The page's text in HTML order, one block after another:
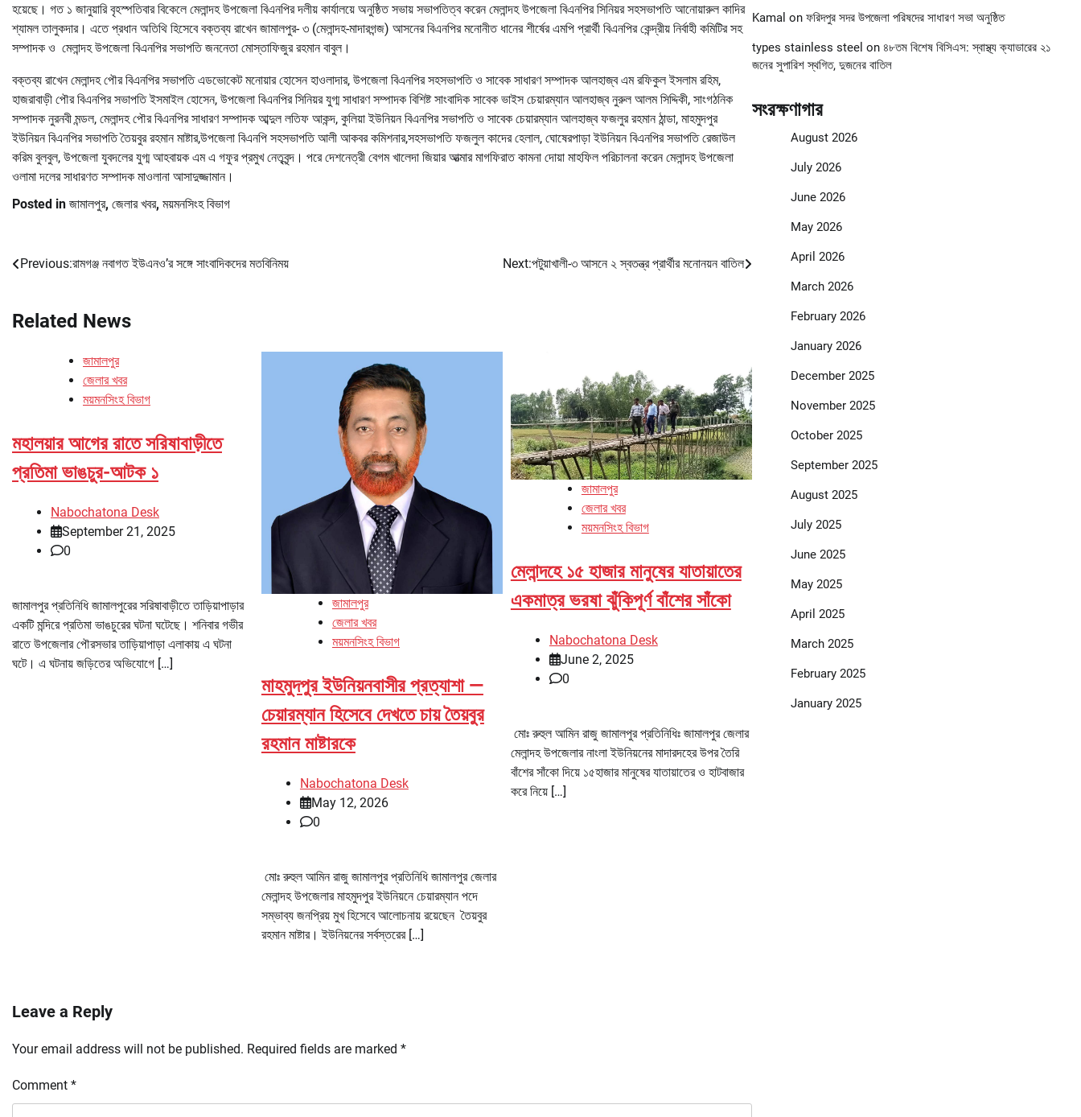
হয়েছে। গত ১ জানুয়ারি বৃহস্পতিবার বিকেলে মেলান্দহ উপজেলা বিএনপির দলীয় কার্যালয়ে অনুষ্ঠিত সভায় সভাপতিত্ব করেন মেলান্দহ উপজেলা বিএনপির সিনিয়র সহসভাপতি আনোয়ারুল কাদির
শ্যামল তালুকদার। এতে প্রধান অতিথি হিসেবে বক্তব্য রাখেন জামালপুর- ৩ (মেলান্দহ-মাদারগন্জ) আসনের বিএনপির মনোনীত ধানের শীর্ষের এমপি প্রার্থী বিএনপির কেন্দ্রীয় নির্বাহী কমিটির সহ
সম্পাদক ও মেলান্দহ উপজেলা বিএনপির সভাপতি জননেতা মোস্তাফিজুর রহমান বাবুল।
বক্তব্য রাখেন মেলান্দহ পৌর বিএনপির সভাপতি এডভোকেট মনোয়ার হোসেন হাওলাদার, উপজেলা বিএনপির সহসভাপতি ও সাবেক সাধারণ সম্পাদক আলহাজ্ব এম রফিকুল ইসলাম রহিম,
হাজরাবাড়ী পৌর বিএনপির সভাপতি ইসমাইল হোসেন, উপজেলা বিএনপির সিনিয়র যুগ্ম সাধারণ সম্পাদক বিশিষ্ট সাংবাদিক সাবেক ভাইস চেয়ারম্যান আলহাজ্ব নুরুল আলম সিদ্দিকী, সাংগঠনিক
সম্পাদক নুরনবী মন্ডল, মেলান্দহ পৌর বিএনপির সাধারণ সম্পাদক আব্দুল লতিফ আকন্দ, কুলিয়া ইউনিয়ন বিএনপির সভাপতি ও সাবেক চেয়ারম্যান আলহাজ্ব ফজলুর রহমান ঠান্ডা, মাহমুদপুর
ইউনিয়ন বিএনপির সভাপতি তৈয়বুর রহমান মাষ্টার,উপজেলা বিএনপি সহসভাপতি আলী আকবর কমিশনার,সহসভাপতি ফজলুল কাদের হেলাল, ঘোষেরপাড়া ইউনিয়ন বিএনপির সভাপতি রেজাউল
করিম বুলবুল, উপজেলা যুবদলের যুগ্ম আহবায়ক এম এ গফুর প্রমুখ নেতৃবৃন্দ। পরে দেশনেত্রী বেগম খালেদা জিয়ার আত্মার মাগফিরাত কামনা দোয়া মাহফিল পরিচালনা করেন মেলান্দহ উপজেলা
ওলামা দলের সাধারণত সম্পাদক মাওলানা আসাদুজ্জামান।
Posted in জামালপুর, জেলার খবর, ময়মনসিংহ বিভাগ
Post
Previous:রামগঞ্জ নবাগত ইউএনও’র সঙ্গে সাংবাদিকদের মতবিনিময় Next:পটুয়াখালী-৩ আসনে ২ স্বতন্ত্র প্রার্থীর মনোনয়ন বাতিল
Related News
জামালপুর
জেলার খবর
ময়মনসিংহ বিভাগ
মহালয়ার আগের রাতে সরিষাবাড়ীতে
প্রতিমা ভাঙচুর-আটক ১
Nabochatona Desk
September 21, 2025
0
জামালপুর প্রতিনিধি জামালপুরের সরিষাবাড়ীতে তাড়িয়াপাড়ার
একটি মন্দিরে প্রতিমা ভাঙচুরের ঘটনা ঘটেছে। শনিবার গভীর
রাতে উপজেলার পৌরসভার তাড়িয়াপাড়া এলাকায় এ ঘটনা
ঘটে। এ ঘটনায় জড়িতের অভিযোগে […]
জামালপুর
জেলার খবর
ময়মনসিংহ বিভাগ
মাহমুদপুর ইউনিয়নবাসীর প্রত্যাশা —
চেয়ারম্যান হিসেবে দেখতে চায় তৈয়বুর
রহমান মাষ্টারকে
Nabochatona Desk
May 12, 2026
0
মোঃ রুহুল আমিন রাজু জামালপুর প্রতিনিধি জামালপুর জেলার
মেলান্দহ উপজেলার মাহমুদপুর ইউনিয়নে চেয়ারম্যান পদে
সম্ভাব্য জনপ্রিয় মুখ হিসেবে আলোচনায় রয়েছেন তৈয়বুর
রহমান মাষ্টার। ইউনিয়নের সর্বস্তরের […]
জামালপুর
জেলার খবর
ময়মনসিংহ বিভাগ
মেলান্দহে ১৫ হাজার মানুষের যাতায়াতের
একমাত্র ভরষা ঝুঁকিপূর্ণ বাঁশের সাঁকো
Nabochatona Desk
June 2, 2025
0
মোঃ রুহুল আমিন রাজু জামালপুর প্রতিনিধিঃ জামালপুর জেলার
মেলান্দহ উপজেলার নাংলা ইউনিয়নের মাদারদহের উপর তৈরি
বাঁশের সাঁকো দিয়ে ১৫হাজার মানুষের যাতায়াতের ও হাটবাজার
করে নিয়ে […]
Leave a Reply
Your email address will not be published. Required fields are marked *
Comment *
Kamal on ফরিদপুর সদর উপজেলা পরিষদের সাধারণ সভা অনুষ্ঠিত
types stainless steel on ৪৮তম বিশেষ বিসিএস: স্বাস্থ্য ক্যাডারের ২১
জনের সুপারিশ স্থগিত, দুজনের বাতিল
সংরক্ষণাগার
August 2026
July 2026
June 2026
May 2026
April 2026
March 2026
February 2026
January 2026
December 2025
November 2025
October 2025
September 2025
August 2025
July 2025
June 2025
May 2025
April 2025
March 2025
February 2025
January 2025